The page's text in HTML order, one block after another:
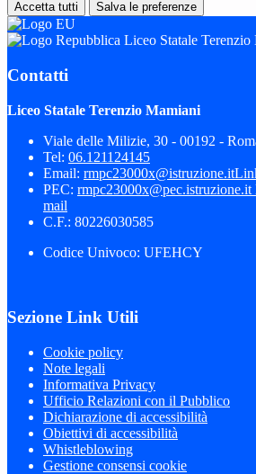
Accetta tutti Salva le preferenze
Liceo Statale Terenzio
Contatti
Liceo Statale Terenzio Mamiani
Viale delle Milizie, 30 - 00192 -
Tel: 06.121124145
Email: rmpc23000x@istruzione.it
PEC: rmpc23000x@pec.istruzione.it
mail
C.F.: 80226030585
Codice Univoco: UFEHCY
Sezione Link Utili
Cookie policy
Note legali
Informativa Privacy
Ufficio Relazioni con il Pubblico
Dichiarazione di accessibilità
Obiettivi di accessibilità
Whistleblowing
Gestione consensi cookie